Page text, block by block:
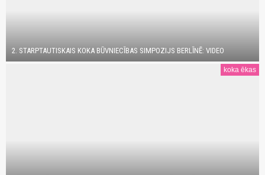
2. STARPTAUTISKAIS KOKA BŪVNIECĪBAS SIMPOZIJS BERLĪNĒ: VIDEO
koka ēkas